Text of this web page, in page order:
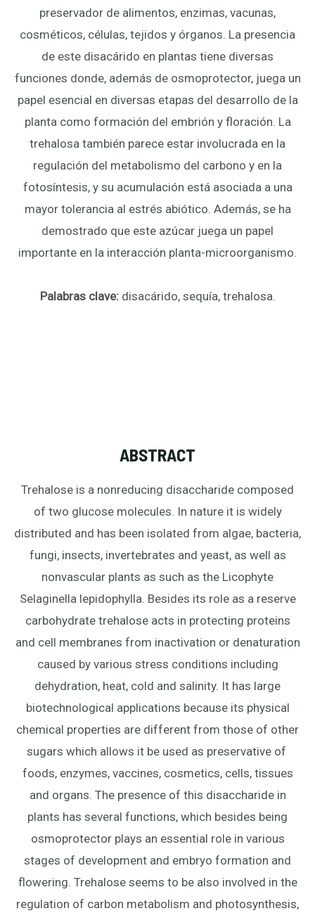
preservador de alimentos, enzimas, vacunas,
cosméticos, células, tejidos y órganos. La presencia
de este disacárido en plantas tiene diversas
funciones donde, además de osmoprotector, juega un
papel esencial en diversas etapas del desarrollo de la
planta como formación del embrión y floración. La
trehalosa también parece estar involucrada en la
regulación del metabolismo del carbono y en la
fotosíntesis, y su acumulación está asociada a una
mayor tolerancia al estrés abiótico. Además, se ha
demostrado que este azúcar juega un papel
importante en la interacción planta-microorganismo.
Palabras clave: disacárido, sequía, trehalosa.
ABSTRACT
Trehalose is a nonreducing disaccharide composed
of two glucose molecules. In nature it is widely
distributed and has been isolated from algae, bacteria,
fungi, insects, invertebrates and yeast, as well as
nonvascular plants as such as the Licophyte
Selaginella lepidophylla. Besides its role as a reserve
carbohydrate trehalose acts in protecting proteins
and cell membranes from inactivation or denaturation
caused by various stress conditions including
dehydration, heat, cold and salinity. It has large
biotechnological applications because its physical
chemical properties are different from those of other
sugars which allows it be used as preservative of
foods, enzymes, vaccines, cosmetics, cells, tissues
and organs. The presence of this disaccharide in
plants has several functions, which besides being
osmoprotector plays an essential role in various
stages of development and embryo formation and
flowering. Trehalose seems to be also involved in the
regulation of carbon metabolism and photosynthesis,